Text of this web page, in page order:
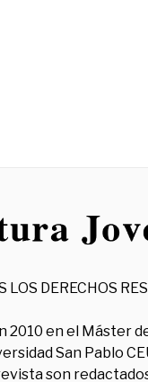
LOS DERECHOS
2010 en el Máster
San Pablo
son